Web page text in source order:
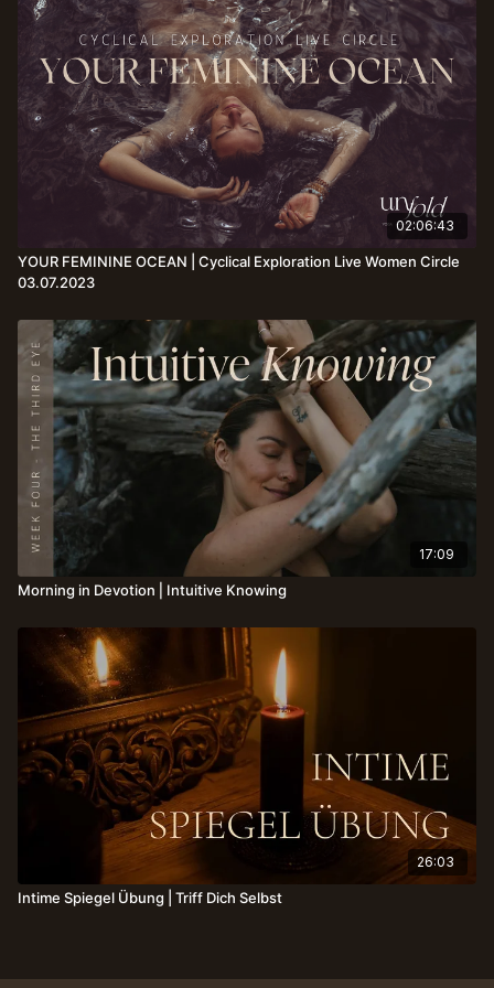
02:06:43
YOUR FEMININE OCEAN | Cyclical Exploration Live Women Circle
03.07.2023
17:09
Morning in Devotion⎪Intuitive Knowing
26:03
Intime Spiegel Übung | Triff Dich Selbst